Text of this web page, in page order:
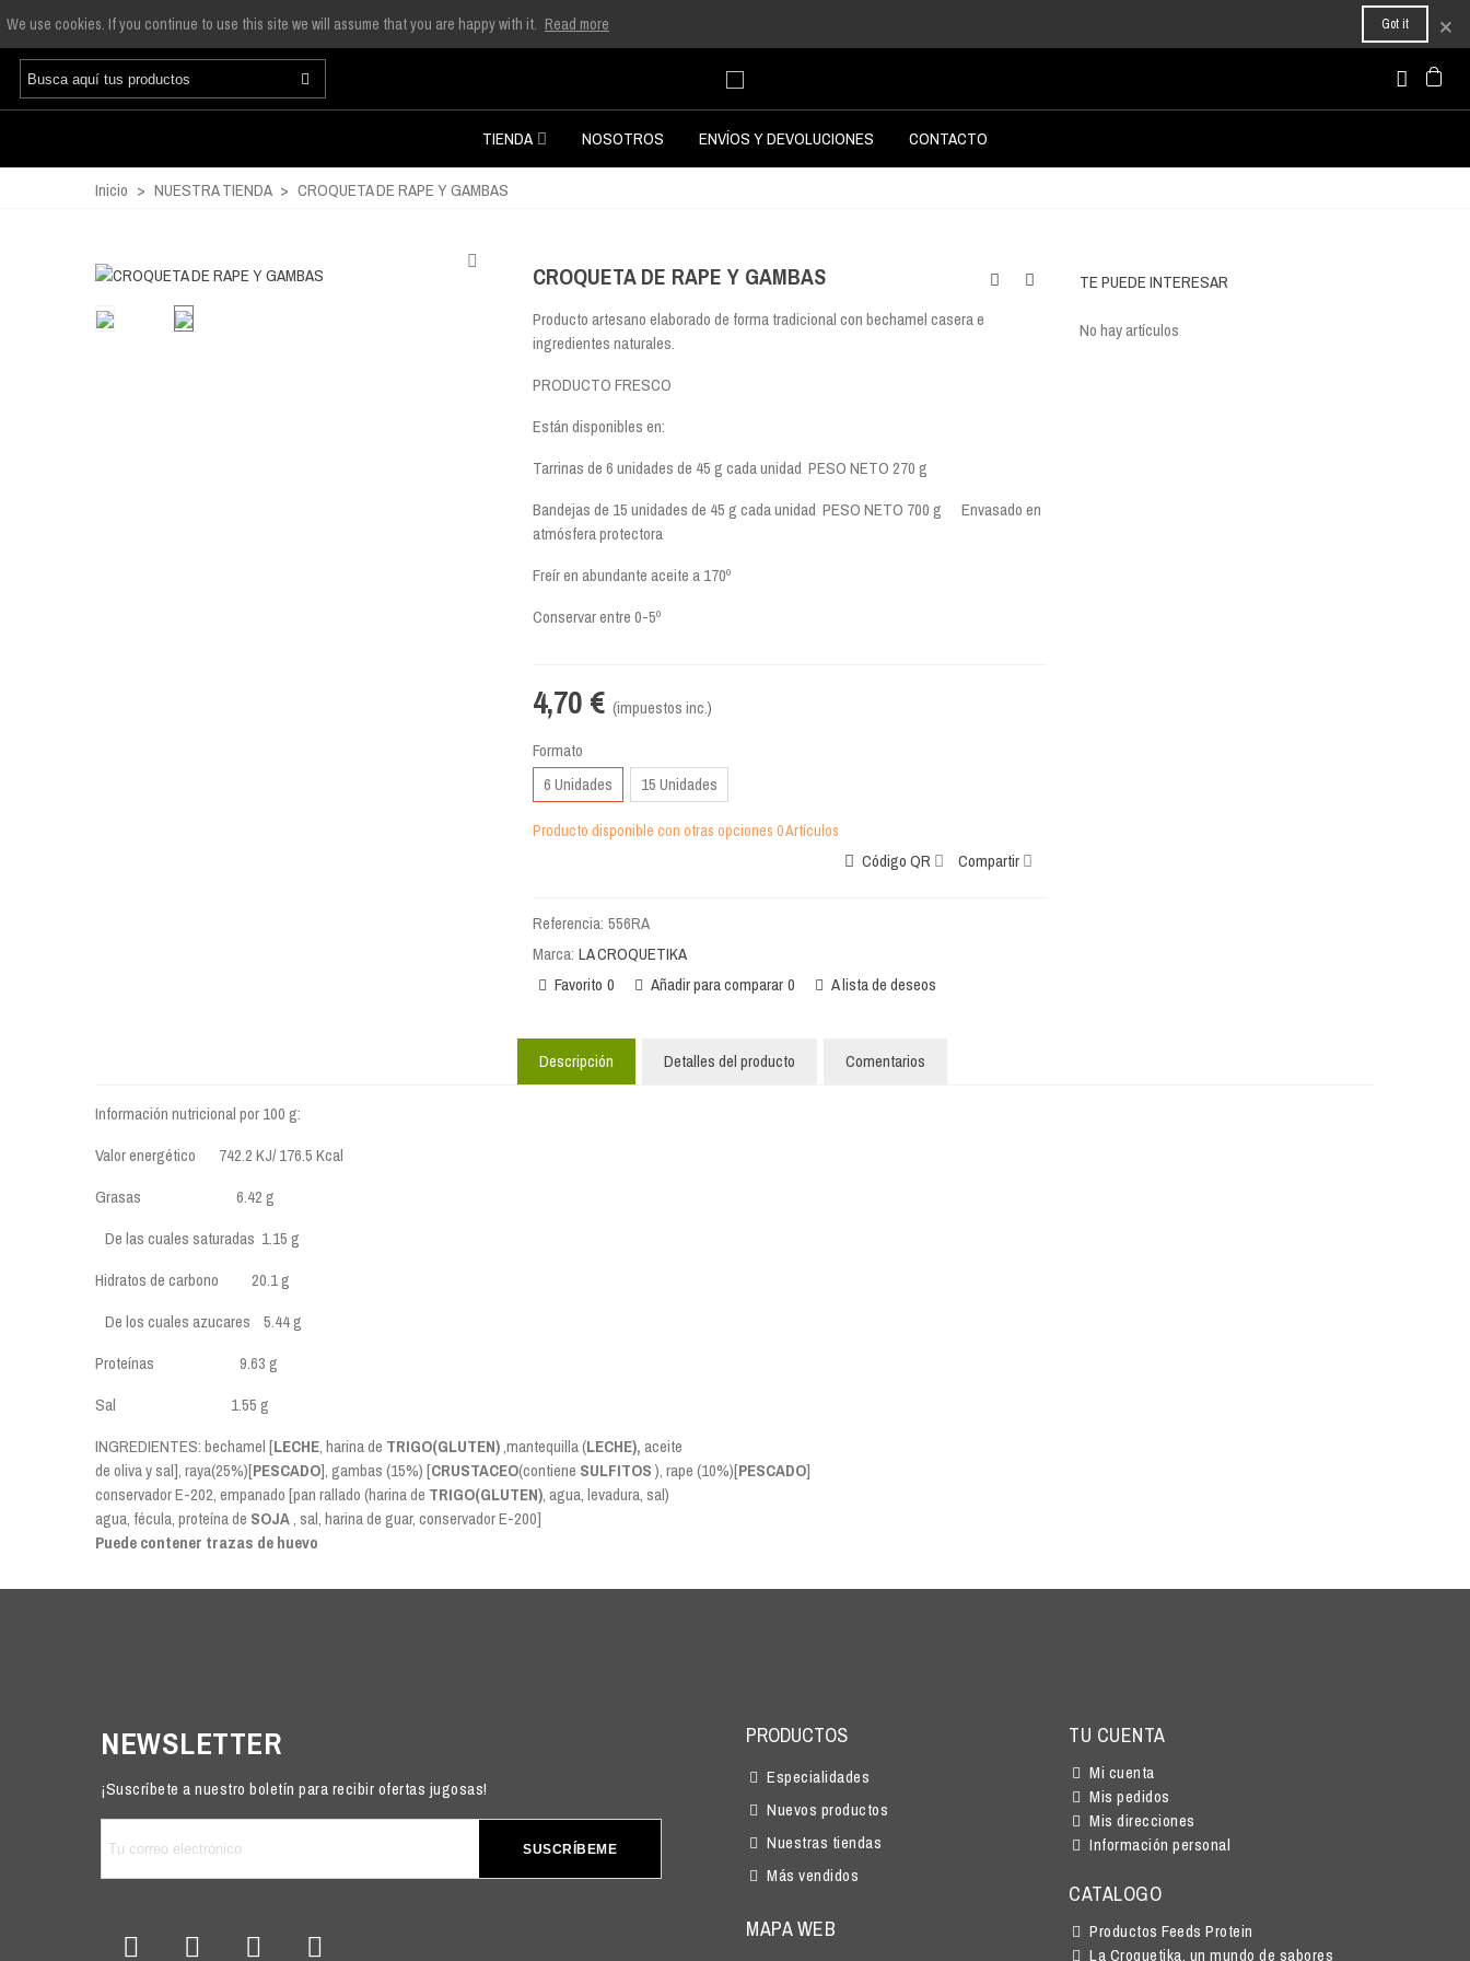
We use cookies. If you continue to use this site we will assume that you are happy with it. Read more Got it ×
TIENDA NOSOTROS ENVÍOS Y DEVOLUCIONES CONTACTO
Inicio > NUESTRA TIENDA > CROQUETA DE RAPE Y GAMBAS
CROQUETA DE RAPE Y GAMBAS
Producto artesano elaborado de forma tradicional con bechamel casera e
ingredientes naturales.
PRODUCTO FRESCO
Están disponibles en:
Tarrinas de 6 unidades de 45 g cada unidad PESO NETO 270 g
Bandejas de 15 unidades de 45 g cada unidad PESO NETO 700 g Envasado en
atmósfera protectora
Freír en abundante aceite a 170º
Conservar entre 0-5º
4,70 € (impuestos inc.)
Formato
6 Unidades
15 Unidades
Producto disponible con otras opciones 0 Artículos
Código QR Compartir
Referencia: 556RA
Marca: LA CROQUETIKA
Favorito 0 Añadir para comparar0 A lista de deseos
TE PUEDE INTERESAR
No hay artículos
Descripción Detalles del producto Comentarios
Información nutricional por 100 g:
Valor energético 742.2 KJ/ 176.5 Kcal
Grasas 6.42 g
De las cuales saturadas 1.15 g
Hidratos de carbono 20.1 g
De los cuales azucares 5.44 g
Proteínas 9.63 g
Sal 1.55 g
INGREDIENTES: bechamel [LECHE, harina de TRIGO(GLUTEN),mantequilla (LECHE),aceite
de oliva y sal], raya(25%)[PESCADO], gambas (15%) [CRUSTACEO(contiene SULFITOS), rape (10%)[PESCADO]
conservador E-202, empanado [pan rallado (harina de TRIGO(GLUTEN), agua, levadura, sal)
agua, fécula, proteína de SOJA, sal, harina de guar, conservador E-200]
Puede contener trazas de huevo
NEWSLETTER
¡Suscríbete a nuestro boletín para recibir ofertas jugosas!
SUSCRÍBEME
PRODUCTOS
Especialidades
Nuevos productos
Nuestras tiendas
Más vendidos
MAPA WEB
TU CUENTA
Mi cuenta
Mis pedidos
Mis direcciones
Información personal
CATALOGO
Productos Feeds Protein
La Croquetika, un mundo de sabores